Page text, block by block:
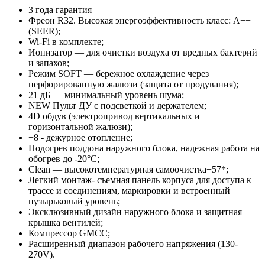
3 года гарантия
Фреон R32. Высокая энергоэффективность класс: А++
(SEER);
Wi-Fi в комплекте;
Ионизатор — для очистки воздуха от вредных бактерий
и запахов;
Режим SOFT — бережное охлаждение через
перфорированную жалюзи (защита от продувания);
21 дБ — минимальный уровень шума;
NEW Пульт ДУ с подсветкой и держателем;
4D обдув (электропривод вертикальных и
горизонтальной жалюзи);
+8 - дежурное отопление;
Подогрев поддона наружного блока, надежная работа на
обогрев до -20°C;
Clean — высокотемпературная самоочистка+57*;
Легкий монтаж- съемная панель корпуса для доступа к
трассе и соединениям, маркировки и встроенный
пузырьковый уровень;
Эксклюзивный дизайн наружного блока и защитная
крышка вентилей;
Компрессор GMCC;
Расширенный диапазон рабочего напряжения (130-
270V).